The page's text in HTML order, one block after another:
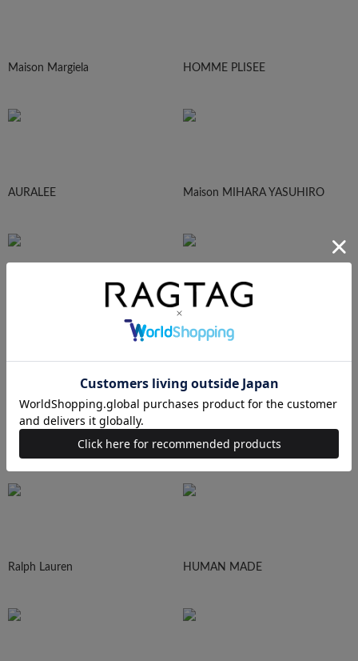
Maison Margiela HOMME PLISEE
AURALEE Maison MIHARA YASUHIRO
N.HOOLYWOOD Needles
Ralph Lauren HUMAN MADE